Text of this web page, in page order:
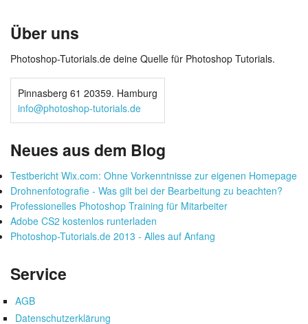
Über uns
Photoshop-Tutorials.de deine Quelle für Photoshop Tutorials.
Pinnasberg 61 20359. Hamburg
info@photoshop-tutorials.de
Neues aus dem Blog
Testbericht Wix.com: Ohne Vorkenntnisse zur eigenen Homepage
Drohnenfotografie - Was gilt bei der Bearbeitung zu beachten?
Professionelles Photoshop Training für Mitarbeiter
Adobe CS2 kostenlos runterladen
Photoshop-Tutorials.de 2013 - Alles auf Anfang
Service
AGB
Datenschutzerklärung